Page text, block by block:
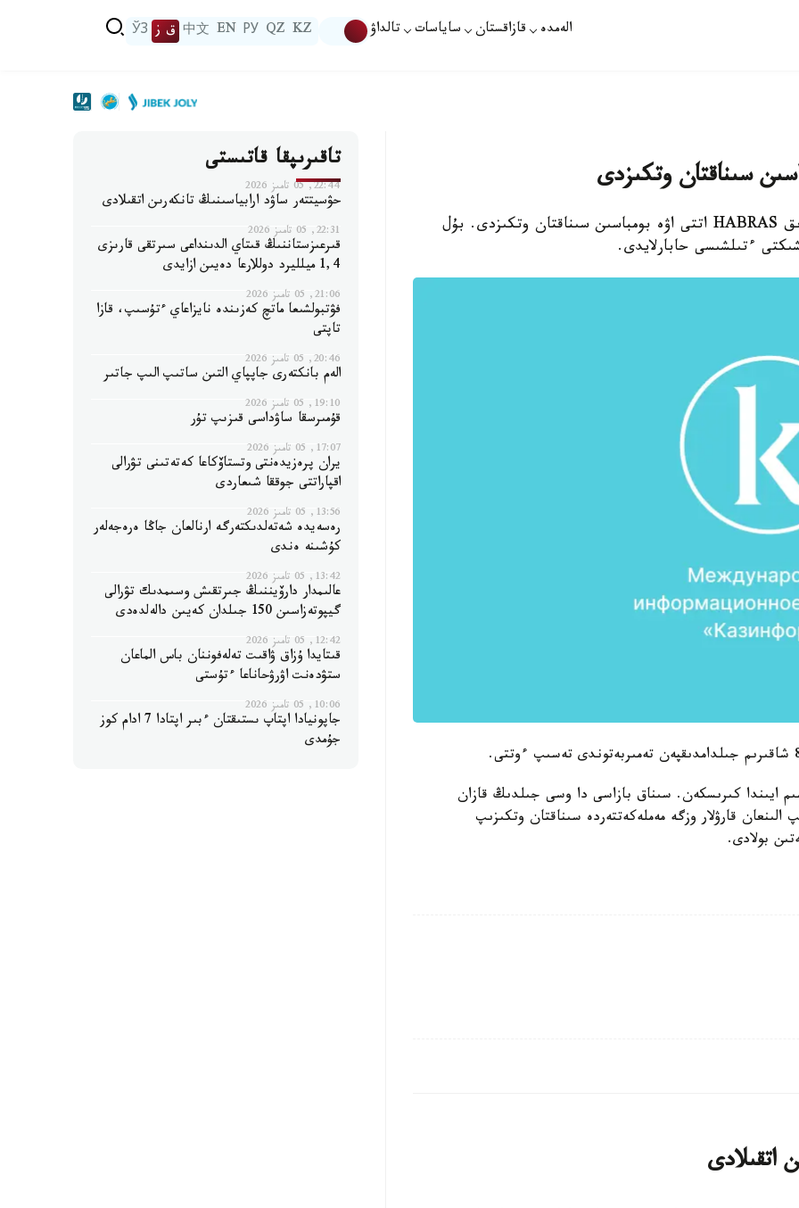
الەمدە قازاقستان ساياسات تالداۋ KZ
QZ
РУ
EN
中文 ق ز ЎЗ
سىناقتان وتكىزدى
استانا. قازاقپارات - تۇركيا تۇڭعىش رەت وتاندىق HABRAS اتتى اۋە بومباسىن سىناقتان وتكىزدى. بۇل
جاساۋعا 2017 -جىلدىڭ ماۋسىم ايىندا كىرىسكەن. سىناق بازاسى دا وسى جىلدىڭ قازان
قارۋلار وزگە مەملەكەتتەردە سىناقتان وتكىزىپ
بولادى.
اتقىلادى
تاقىرىپقا قاتىستى
22:44, 05 تامىز 2026
حۋسيتتەر ساۋد ارابياسىنىڭ تانكەرىن اتقىلادى
22:31, 05 تامىز 2026
قىرعىزستاننىڭ قىتاي الدىنداعى سىرتقى قارىزى
1,4 ميلليرد دوللارعا دەيىن ازايدى
21:06, 05 تامىز 2026
فۋتبولشىعا ماتچ كەزىندە نايزاعاي ءتۇسىپ، قازا
تاپتى
20:46, 05 تامىز 2026
الەم بانكتەرى جاپپاي التىن ساتىپ الىپ جاتىر
19:10, 05 تامىز 2026
قۇمىرسقا ساۋداسى قىزىپ تۇر
17:07, 05 تامىز 2026
يران پرەزيدەنتى وتستاۆكاعا كەتەتىنى تۋرالى
اقپاراتتى جوققا شىعاردى
13:56, 05 تامىز 2026
رەسەيدە شەتەلدىكتەرگە ارنالعان جاڭا ەرەجەلەر
كۇشىنە ەندى
13:42, 05 تامىز 2026
عالىمدار دارۆيننىڭ جىرتقىش وسىمدىك تۋرالى
گيپوتەزاسىن 150 جىلدان كەيىن دالەلدەدى
12:42, 05 تامىز 2026
قىتايدا ۇزاق ۋاقىت تەلەفوننان باس الماعان
ستۋدەنت اۋرۋحاناعا ءتۇستى
10:06, 05 تامىز 2026
جاپونيادا اپتاپ ىستىقتان ءبىر اپتادا 7 ادام كوز
جۇمدى